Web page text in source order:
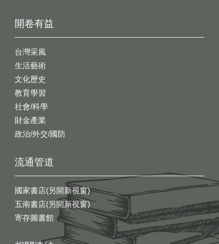
開卷有益
台灣采風
生活藝術
文化歷史
教育學習
社會/科學
財金產業
政治/外交/國防
流通管道
國家書店(另開新視窗)
五南書店(另開新視窗)
寄存圖書館